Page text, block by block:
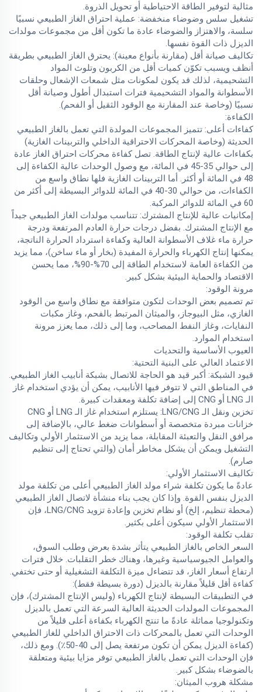
مثالية لتوفير الطاقة الاحتياطية أو تحويل الذروة.
تشغيل سلس وضوضاء منخفضة: عملية احتراق الغاز الطبيعي نسبيًا
سلسة، والاهتزاز والضوضاء عادة ما تكون أقل من مجموعات مولدات
الديزل ذات القوة نفسها.
تكاليف صيانة أقل (مقارنة بأنواع معينة): يحترق الغاز الطبيعي بطريقة
أنظف ويسبب تكوّن كميات أقل من الكربون وتلوث المواد
التشحيمية، لذلك قد يكون لمكونات مثل شمعات الإشعال وحلقات
الأسطوانة والمواد التشحيمية فترات استبدال أطول وصيانة أقل
نسبيًا (وخاصة عند المقارنة مع الوقود الثقيل أو الفحم).
الكفاءة:
كفاءات أعلى: تتميز المجموعات المولدة التي تعمل بالغاز الطبيعي
الحديثة (وخاصة المحركات الاحتراقية الداخلي والتربينات الغازية)
بكفاءات عالية لإنتاج الطاقة. تصل كفاءة محركات احتراق الغاز عادة
إلى حوالي 35-45 في المائة، مع وصول الوحدات عالية الكفاءة إلى
48 في المائة أو أكثر. أما التربينات الغازية فلها نطاق واسع من
الكفاءات، من حوالي 30-40 في المائة للدوائر البسيطة إلى أكثر من
60 في المائة للدوائر المركبة.
إمكانيات عالية للإنتاج المشترك: تتناسب مولدات الغاز الطبيعي جيداً
مع الإنتاج المشترك. بفضل درجات حرارة العادم المرتفعة ودرجة
حرارة ماء غلاف الأسطوانة العالية وكفاءة استرداد الحرارة الناتجة،
يمكنها إنتاج الكهرباء والحرارة المفيدة (بخار أو ماء ساخن)، مما يزيد
من الكفاءة العامة لاستخدام الطاقة إلى 70%-90%، مما يحسن
الاقتصاد والحماية البيئية بشكل كبير.
مرونة الوقود:
تم تصميم بعض الوحدات لتكون متوافقة مع نطاق واسع من الوقود
الغازي، مثل البيوجاز، والميثان المرتبط بالفحم، وغاز مكبات
النفايات، وغاز النفط المصاحب، وما إلى ذلك، مما يعزز مرونة
استخدام الموارد.
العيوب الأساسية والتحديات
الاعتماد العالي على البنية التحتية:
قيود الشبكة: أكبر قيد هو الحاجة للاتصال بشبكة أنابيب الغاز الطبيعي.
في المناطق التي لا تتوفر فيها الأنابيب، يمكن أن يؤدي استخدام غاز
الـ LNG أو CNG إلى إضافة تكلفة ومعقدات كبيرة.
تخزين ونقل الـ LNG/CNG: يستلزم استخدام غاز الـ LNG أو CNG
خزانات مبردة متخصصة أو أسطوانات ضغط عالي، بالإضافة إلى
مرافق النقل والتعبئة المقابلة، مما يزيد من الاستثمار الأولي وتكاليف
التشغيل ويمكن أن يشكل مخاطر أمان (والتي تحتاج إلى تنظيم
صارم).
تكاليف الاستثمار الأولي:
عادةً ما يكون تكلفة شراء مولد الغاز الطبيعي أعلى من تكلفة مولد
الديزل بنفس القوة. وإذا كان يجب بناء منشأة لاتصال الغاز الطبيعي
(محطة تنظيم، إلخ) أو نظام تخزين وإعادة تزويد LNG/CNG، فإن
الاستثمار الأولي سيكون أعلى بكثير.
تقلب تكلفة الوقود:
السعر الخاص بالغاز الطبيعي يتأثر بشدة بعرض وطلب السوق،
والعوامل الجيوسياسية وغيرها، وهناك خطر التقلبات. خلال فترات
ارتفاع أسعار الغاز، قد تتضاءل ميزة التكلفة التشغيلية أو حتى تختفي.
كفاءة أقل قليلاً مقارنة بالديزل (دورة بسيطة فقط):
في التطبيقات البسيطة لإنتاج الكهرباء (وليس الإنتاج المشترك)، فإن
المجموعات المولدات الحديثة العالية السرعة التي تعمل بالديزل
وتكنولوجيا مماثلة عادةً ما تنتج الكهرباء بكفاءة أعلى قليلاً من
الوحدات التي تعمل بالمحركات ذات الاحتراق الداخلي للغاز الطبيعي
(كفاءة الديزل يمكن أن تكون مرتفعة يصل إلى 40-50٪). ومع ذلك،
فإن الوحدات التي تعمل بالغاز الطبيعي توفر مزايا بيئية ومتعلقة
بالضوضاء بشكل كبير.
مشكلة هروب الميثان: